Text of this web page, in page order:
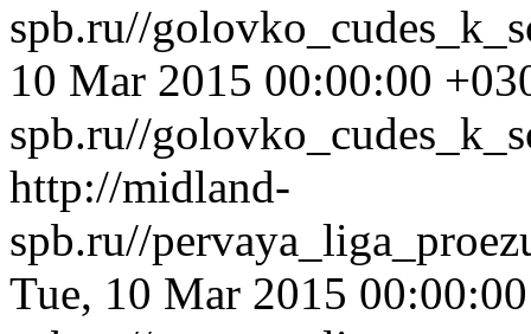
spb.ru//
10 Mar 2015 00:00:00
spb.ru//
http://midland-
spb.ru//
Tue, 10 Mar 2015